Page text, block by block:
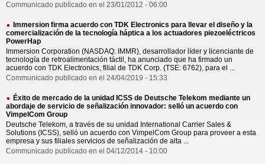
Communicado publicado en el 23/01/2012 - 06:00
Immersion firma acuerdo con TDK Electronics para llevar el diseño y la
comercialización de la tecnología háptica a los actuadores piezoeléctricos
PowerHap
Immersion Corporation (NASDAQ: IMMR), desarrollador líder y licenciante de
tecnología de retroalimentación táctil, ha anunciado que ha firmado un
acuerdo con TDK Electronics, filial de TDK Corp. (TSE: 6762), para el ...
Communicado publicado en el 24/04/2019 - 15:33
Éxito de mercado de la unidad ICSS de Deutsche Telekom mediante un
abordaje de servicio de señalización innovador: selló un acuerdo con
VimpelCom Group
Deutsche Telekom, a través de su unidad International Carrier Sales &
Solutions (ICSS), selló un acuerdo con VimpelCom Group para proveer a esta
empresa y sus filiales servicios de señalización de alta ...
Communicado publicado en el 04/12/2014 - 10:00